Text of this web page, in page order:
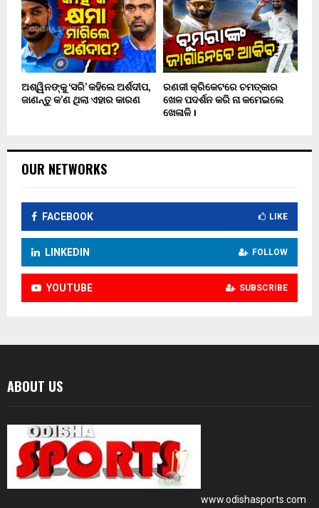
ଅଶ୍ୱିନଙ୍କୁ ‘ସରି’ କହିଲେ ଅର୍ଶଦୀପ,
ଜାଣନ୍ତୁ କ’ଣ ଥିଲା ଏହାର କାରଣ
ରଣଜୀ କ୍ରିକେଟରେ ଚମତ୍କାର
ଖେଳ ପଦର୍ଶନ କରି ନା କମେଇଲେ
ଖେଳାଳି ।
OUR NETWORKS
FACEBOOK LIKE
LINKEDIN FOLLOW
YOUTUBE SUBSCRIBE
ABOUT US
www.odishasports.com